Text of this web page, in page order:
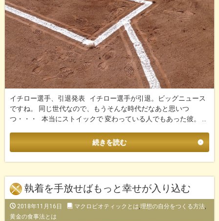
イチロー選手、引退発表 イチロー選手が引退。ビッグニュース
ですね。 同じ世代なので、もうそんな時代だなあと思いつ
つ・・・ 本当にストイックで 変わっている人でもあった彼。 …
続きを読む
執着を手放せばもっと幸せが入り込む
2018年11月16日 マクロビオティックとは,理想の自分をつくる方法,
黄金の食事法とは